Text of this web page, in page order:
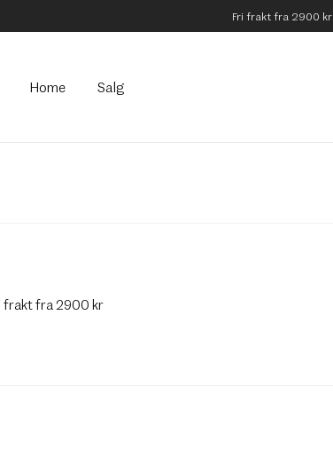
Fri frakt fra 2900 kr
Home Salg
frakt fra 2900 kr